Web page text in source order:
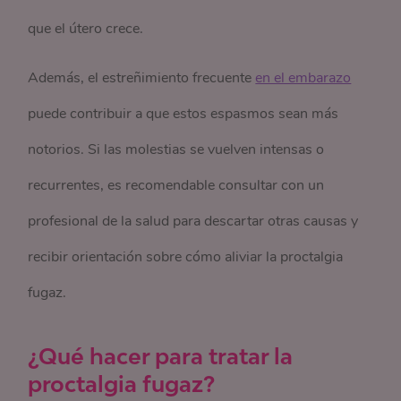
que el útero crece.
Además, el estreñimiento frecuente en el embarazo
puede contribuir a que estos espasmos sean más
notorios. Si las molestias se vuelven intensas o
recurrentes, es recomendable consultar con un
profesional de la salud para descartar otras causas y
recibir orientación sobre cómo aliviar la proctalgia
fugaz.
¿Qué hacer para tratar la
proctalgia fugaz?